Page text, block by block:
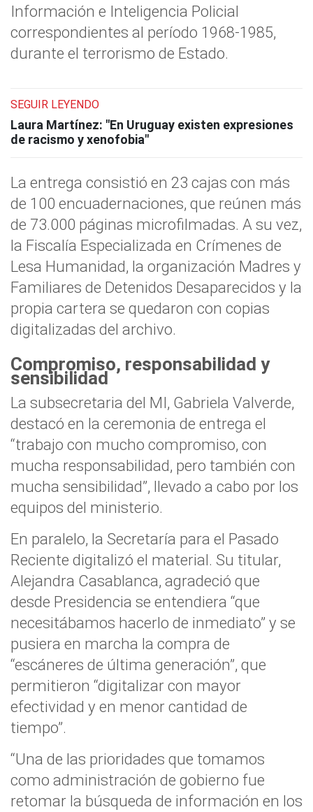
Información e Inteligencia Policial
correspondientes al período 1968-1985,
durante el terrorismo de Estado.
SEGUIR LEYENDO
Laura Martínez: "En Uruguay existen expresiones
de racismo y xenofobia"
La entrega consistió en 23 cajas con más
de 100 encuadernaciones, que reúnen más
de 73.000 páginas microfilmadas. A su vez,
la Fiscalía Especializada en Crímenes de
Lesa Humanidad, la organización Madres y
Familiares de Detenidos Desaparecidos y la
propia cartera se quedaron con copias
digitalizadas del archivo.
Compromiso, responsabilidad y
sensibilidad
La subsecretaria del MI, Gabriela Valverde,
destacó en la ceremonia de entrega el
“trabajo con mucho compromiso, con
mucha responsabilidad, pero también con
mucha sensibilidad”, llevado a cabo por los
equipos del ministerio.
En paralelo, la Secretaría para el Pasado
Reciente digitalizó el material. Su titular,
Alejandra Casablanca, agradeció que
desde Presidencia se entendiera “que
necesitábamos hacerlo de inmediato” y se
pusiera en marcha la compra de
“escáneres de última generación”, que
permitieron “digitalizar con mayor
efectividad y en menor cantidad de
tiempo”.
“Una de las prioridades que tomamos
como administración de gobierno fue
retomar la búsqueda de información en los